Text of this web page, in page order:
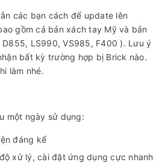
các bạn cách để update lên
gồm cả bản xách tay Mỹ và bản
D855, LS990, VS985, F400 ). Lưu ý
bất kỳ trường hợp bị Brick nào.
làm nhé.
một ngày sử dụng:
đáng kể
xử lý, cài đặt ứng dụng cực nhanh